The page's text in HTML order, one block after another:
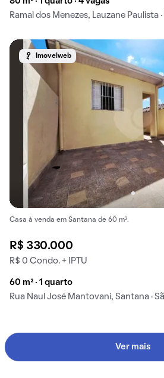
Ramal dos Menezes, Lauzane Paulista
Imovelweb
Casa à venda em Santana de 60 m².
R$ 330.000
R$ 0 Condo. + IPTU
60 m² · 1 quarto
Rua Naul José Mantovani, Santana ·
Ver mais